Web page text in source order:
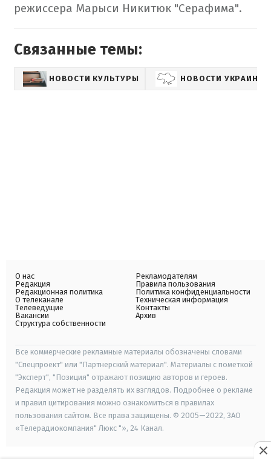
режиссера Марыси Никитюк "Серафима".
Связанные темы:
НОВОСТИ КУЛЬТУРЫ НОВОСТИ УКРАИНЫ
О нас
Редакция
Редакционная политика
О телеканале
Телеведущие
Вакансии
Структура собственности
Рекламодателям
Правила пользования
Политика конфиденциальности
Техническая информация
Контакты
Архив
Все коммерческие рекламные материалы обозначены словами
"Спецпроект" или "Партнерский материал". Материалы с пометкой
"Эксперт", "Позиция" отражают позицию авторов и героев.
Редакция может не разделять их взглядов. Подробнее о рекламе
и правил цитирования можно ознакомиться в правилах
пользования сайтом. Все права защищены. © 2005—2022, ЗАО
«Телерадиокомпания" Люкс "», 24 Канал.